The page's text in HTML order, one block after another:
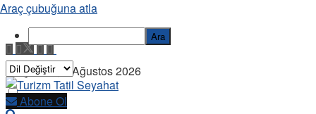
Perşembe, 6 Ağustos 2026
Abone Ol
Araç çubuğuna atla
Ara